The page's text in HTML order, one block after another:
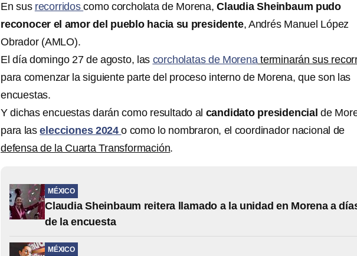
En sus recorridoscomo corcholata de Morena,Claudia Sheinbaum pudo
reconocer el amor del pueblo hacia su presidente, Andrés Manuel López
Obrador (AMLO).
El día domingo 27 de agosto, las corcholatas de Morenaterminarán sus
para comenzar la siguiente parte del proceso interno de Morena, que son las
encuestas.
Y dichas encuestas darán como resultado al candidato presidencialde
para laselecciones 2024o como lo nombraron, el coordinador nacional de
defensa de la Cuarta Transformación.
MÉXICO
Claudia Sheinbaum reitera llamado a la unidad en Morena a
de la encuesta
MÉXICO